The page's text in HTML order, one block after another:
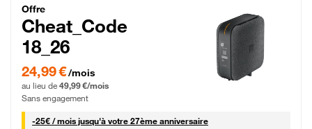
Cheat_Code Fibre_18_26
Offre
Cheat_Code
18_26
24,99 € par mois pendant 0 mois puis 49,99 € par mois, Sans engagement
24,99 €/mois
au lieu de 49,99 €/mois
Sans engagement
-25€ / mois25 € par mois
jusqu'à votre 27ème anniversaire